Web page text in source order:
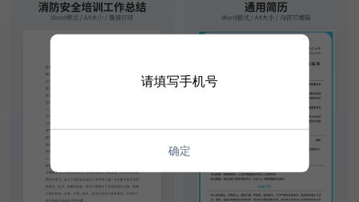
请填写手机号
确定